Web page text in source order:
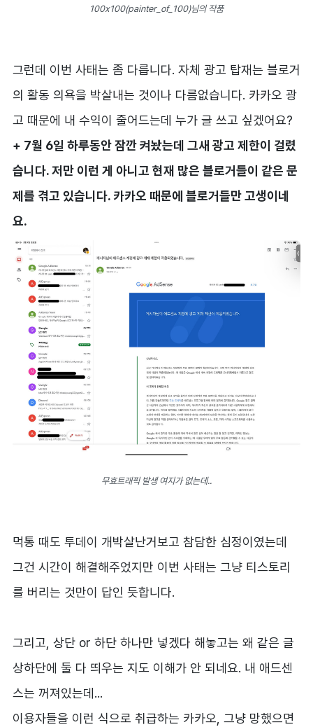
100x100(painter_of_100)님의 작품
그런데 이번 사태는 좀 다릅니다. 자체 광고 탑재는 블로거
의 활동 의욕을 박살내는 것이나 다름없습니다. 카카오 광
고 때문에 내 수익이 줄어드는데 누가 글 쓰고 싶겠어요?
+ 7월 6일 하루동안 잠깐 켜놨는데 그새 광고 제한이 걸렸
습니다. 저만 이런 게 아니고 현재 많은 블로거들이 같은 문
제를 겪고 있습니다. 카카오 때문에 블로거들만 고생이네
요.
무효트래픽 발생 여지가 없는데..
먹통 때도 투데이 개박살난거보고 참담한 심정이였는데
그건 시간이 해결해주었지만 이번 사태는 그냥 티스토리
를 버리는 것만이 답인 듯합니다.
그리고, 상단 or 하단 하나만 넣겠다 해놓고는 왜 같은 글
상하단에 둘 다 띄우는 지도 이해가 안 되네요. 내 애드센
스는 꺼져있는데...
이용자들을 이런 식으로 취급하는 카카오, 그냥 망했으면